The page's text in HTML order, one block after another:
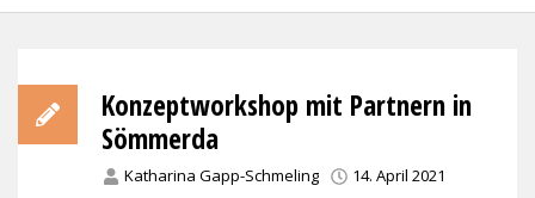
Konzeptworkshop mit Partnern in
Sömmerda
Katharina Gapp-Schmeling 14. April 2021